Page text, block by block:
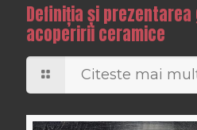
Definiția și prezentarea
acoperirii ceramice
Citeste mai